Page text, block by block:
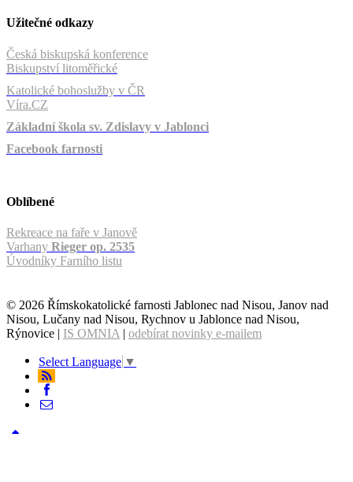
Užitečné odkazy
Česká biskupská konference
Biskupství litoměřické
Katolické bohoslužby v ČR
Víra.CZ
Základní škola sv. Zdislavy v Jablonci
Facebook farnosti
Oblíbené
Rekreace na faře v Janově
Varhany Rieger op. 2535
Úvodníky Farního listu
© 2026 Římskokatolické farnosti Jablonec nad Nisou, Janov nad
Nisou, Lučany nad Nisou, Rychnov u Jablonce nad Nisou,
Rýnovice | IS OMNIA | odebírat novinky e-mailem
Select Language ▼